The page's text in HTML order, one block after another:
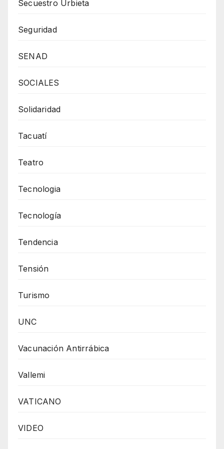
Secuestro Urbieta
Seguridad
SENAD
SOCIALES
Solidaridad
Tacuatí
Teatro
Tecnologia
Tecnología
Tendencia
Tensión
Turismo
UNC
Vacunación Antirrábica
Vallemi
VATICANO
VIDEO